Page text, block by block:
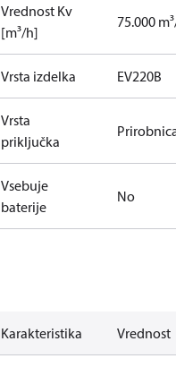
Vrednost Kv
[m³/h]
75.000
Vrsta izdelka EV220B
Vrsta
priključka
Vsebuje
baterije
No
Karakteristika Vrednost